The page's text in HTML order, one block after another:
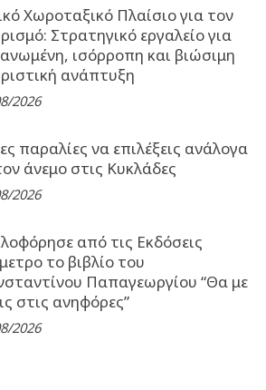
Χωροταξικό Πλαίσιο για τον
Στρατηγικό εργαλείο για
ισόρροπη και βιώσιμη
ανάπτυξη
2026
παραλίες να επιλέξεις ανάλογα
άνεμο στις Κυκλάδες
2026
από τις Εκδόσεις
το βιβλίο του
Παπαγεωργίου “Θα με
στις ανηφόρες”
2026